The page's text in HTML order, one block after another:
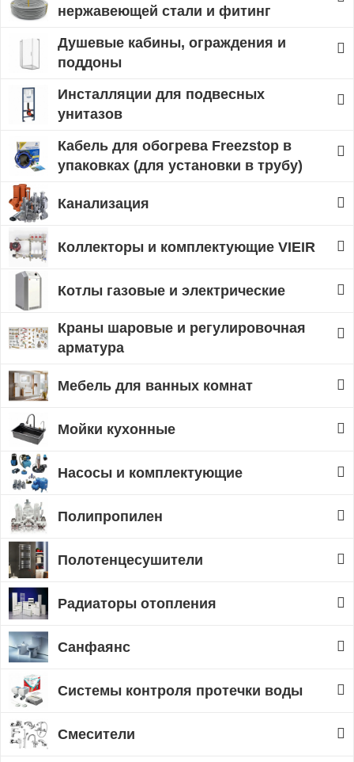
нержавеющей стали и фитинг
Душевые кабины, ограждения и
поддоны
Инсталляции для подвесных
унитазов
Кабель для обогрева Freezstop в
упаковках (для установки в трубу)
Канализация
Коллекторы и комплектующие VIEIR
Котлы газовые и электрические
Краны шаровые и регулировочная
арматура
Мебель для ванных комнат
Мойки кухонные
Насосы и комплектующие
Полипропилен
Полотенцесушители
Радиаторы отопления
Санфаянс
Системы контроля протечки воды
Смесители